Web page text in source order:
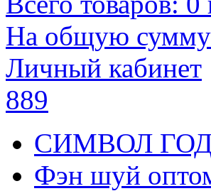
На общую
Личный кабинет
889
СИМВОЛ
Фэн шуй